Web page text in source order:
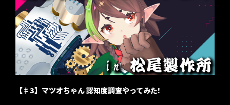
【♯3】マツオちゃん 認知度調査やってみた!